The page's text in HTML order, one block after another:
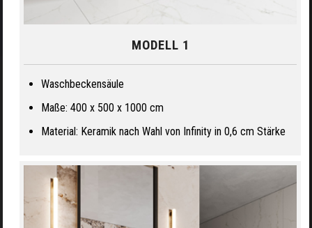
MODELL 1
Waschbeckensäule
Maße: 400 x 500 x 1000 cm
Material: Keramik nach Wahl von Infinity in 0,6 cm Stärke